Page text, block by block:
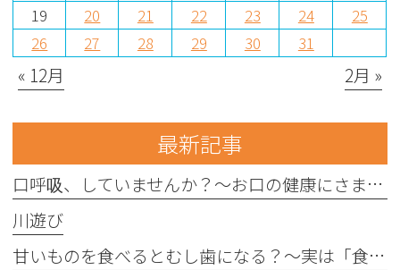
19
20 21 22 23 24
25
26
27 28 29 30 31
« 12月 2月 »
最新記事
口呼吸、していませんか？〜お口の健康にさまざまな影響を与えることがあります〜
川遊び
甘いものを食べるとむし歯になる？〜実は「食べる回数」がポイントです〜